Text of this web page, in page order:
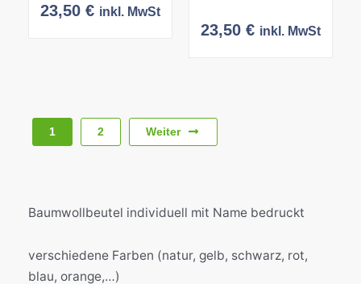
23,50 € inkl. MwSt
23,50 € inkl. MwSt
1 2 Weiter
Baumwollbeutel individuell mit Name bedruckt
verschiedene Farben (natur, gelb, schwarz, rot,
blau, orange,…)